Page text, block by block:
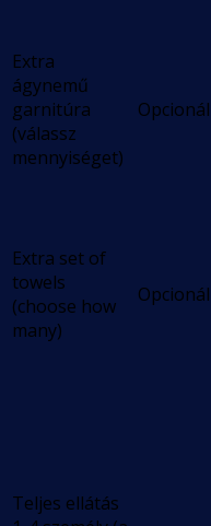
Extra
ágynemű
garnitúra
(válassz
mennyiséget)
Extra set of
towels
(choose how
many)
Teljes ellátás